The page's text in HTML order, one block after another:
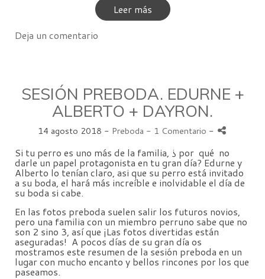
Leer más
Deja un comentario
SESIÓN PREBODA. EDURNE +
ALBERTO + DAYRON.
14 agosto 2018 - Preboda - 1 Comentario -
Si tu perro es uno más de la familia, ¿ por qué no
darle un papel protagonista en tu gran día? Edurne y
Alberto lo tenían claro, asi que su perro está invitado
a su boda, el hará más increíble e inolvidable el día de
su boda si cabe.
En las fotos preboda suelen salir los futuros novios,
pero una familia con un miembro perruno sabe que no
son 2 sino 3, así que ¡Las fotos divertidas están
aseguradas! A pocos días de su gran día os
mostramos este resumen de la sesión preboda en un
lugar con mucho encanto y bellos rincones por los que
paseamos.